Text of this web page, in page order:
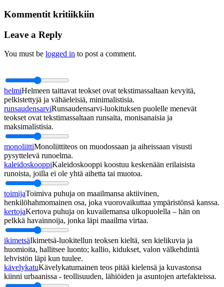
Kommentit kritiikkiin
Leave a Reply
You must be logged in to post a comment.
helmiHelmeen taittavat teokset ovat tekstimassaltaan kevyitä,
pelkistettyjä ja vähäeleisiä, minimalistisia.
runsaudensarviRunsaudensarvi-luokituksen puolelle menevät
teokset ovat tekstimassaltaan runsaita, monisanaisia ja
maksimalistisia.
monoliittiMonoliittiteos on muodossaan ja aiheissaan visusti
pysyttelevä runoelma.
kaleidoskooppiKaleidoskooppi koostuu keskenään erilaisista
runoista, joilla ei ole yhtä aihetta tai muotoa.
toimijaToimiva puhuja on maailmansa aktiivinen,
henkilöhahmomainen osa, joka vuorovaikuttaa ympäristönsä kanssa.
kertojaKertova puhuja on kuvailemansa ulkopuolella – hän on
pelkkä havainnoija, jonka läpi maailma virtaa.
ikimetsäIkimetsä-luokitellun teoksen kieltä, sen kielikuvia ja
huomioita, hallitsee luonto; kallio, kidukset, valon välkehdintä
lehvistön läpi kun tuulee.
kävelykatuKävelykatumainen teos pitää kielensä ja kuvastonsa
kiinni urbaanissa - teollisuuden, lähiöiden ja asuntojen artefakteissa.